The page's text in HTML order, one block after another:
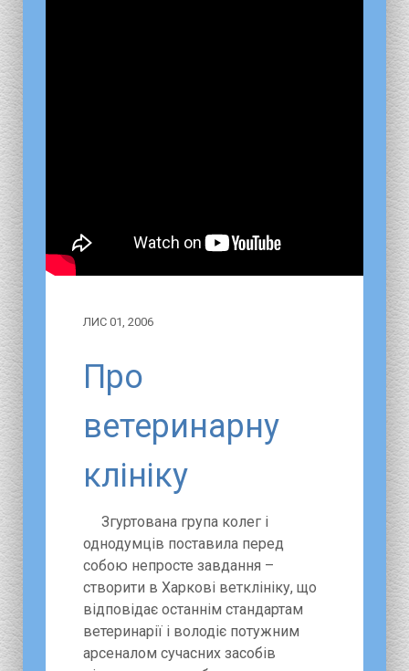
ЛИС 01, 2006
Про
ветеринарну
клініку
Згуртована група колег і
однодумців поставила перед
собою непросте завдання –
створити в Харкові ветклініку, що
відповідає останнім стандартам
ветеринарії і володіє потужним
арсеналом сучасних засобів